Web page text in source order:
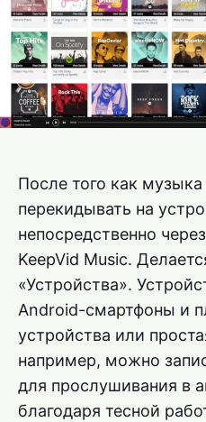
После того как
перекидывать на
непосредственно
KeepVid Music.
«Устройства».
Android-смартфоны и
устройства или
например, можно
для прослушивания в
благодаря тесной